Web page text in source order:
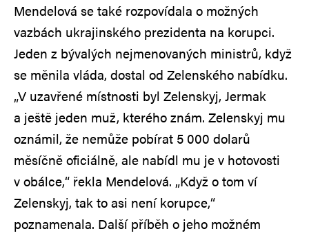
Mendelová se také rozpovídala o možných
vazbách ukrajinského prezidenta na korupci.
Jeden z bývalých nejmenovaných ministrů, když
se měnila vláda, dostal od Zelenského nabídku.
„V uzavřené místnosti byl Zelenskyj, Jermak
a ještě jeden muž, kterého znám. Zelenskyj mu
oznámil, že nemůže pobírat 5 000 dolarů
měsíčně oficiálně, ale nabídl mu je v hotovosti
v obálce,“ řekla Mendelová. „Když o tom ví
Zelenskyj, tak to asi není korupce,“
poznamenala. Další příběh o jeho možném